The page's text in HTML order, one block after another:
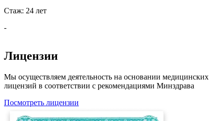
Стаж: 24 лет
-
Лицензии
Мы осуществляем деятельность на основании медицинских
лицензий в соответствии с рекомендациями Минздрава
Посмотреть лицензии